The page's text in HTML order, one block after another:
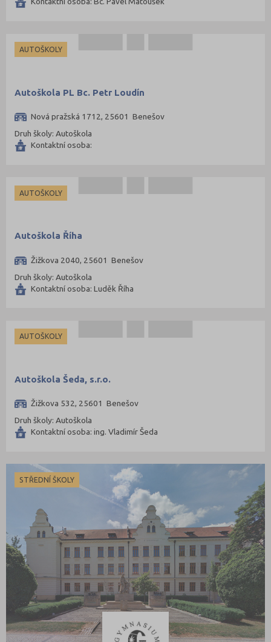
Prachatice (44)
Přerov (115)
Rokycany (33)
Sokolov (52)
Svitavy (105)
Šumperk (111)
Tábor (88)
Tachov (41)
Trutnov (106)
Ústí nad Orlicí (135)
Vsetín (132)
Zlín (161)
Znojmo (98)
AUTOŠKOLY
Autoškola PL Bc. Petr Loudín
Nová pražská 1712, 25601 Benešov
Druh školy: Autoškola
Kontaktní osoba:
AUTOŠKOLY
Autoškola Říha
Žižkova 2040, 25601 Benešov
Druh školy: Autoškola
Kontaktní osoba: Luděk Říha
AUTOŠKOLY
Autoškola Šeda, s.r.o.
Žižkova 532, 25601 Benešov
Druh školy: Autoškola
Kontaktní osoba: ing. Vladimír Šeda
STŘEDNÍ ŠKOLY